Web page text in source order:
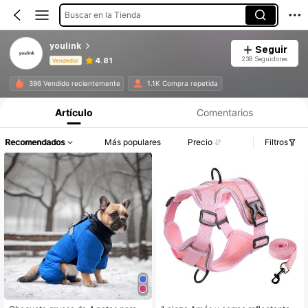
Buscar en la Tienda
youlink
Vendedor 4.81
Seguir
238 Seguidores
396 Vendido recientemente 1.1K Compra repetida
Artículo Comentarios
Recomendados Más populares Precio Filtros